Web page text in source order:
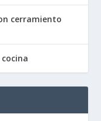
cerramiento